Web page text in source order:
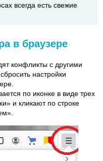
всегда есть свежие
в браузере
конфликты с другими
настройки
по иконке в виде трех
и кликают по строке